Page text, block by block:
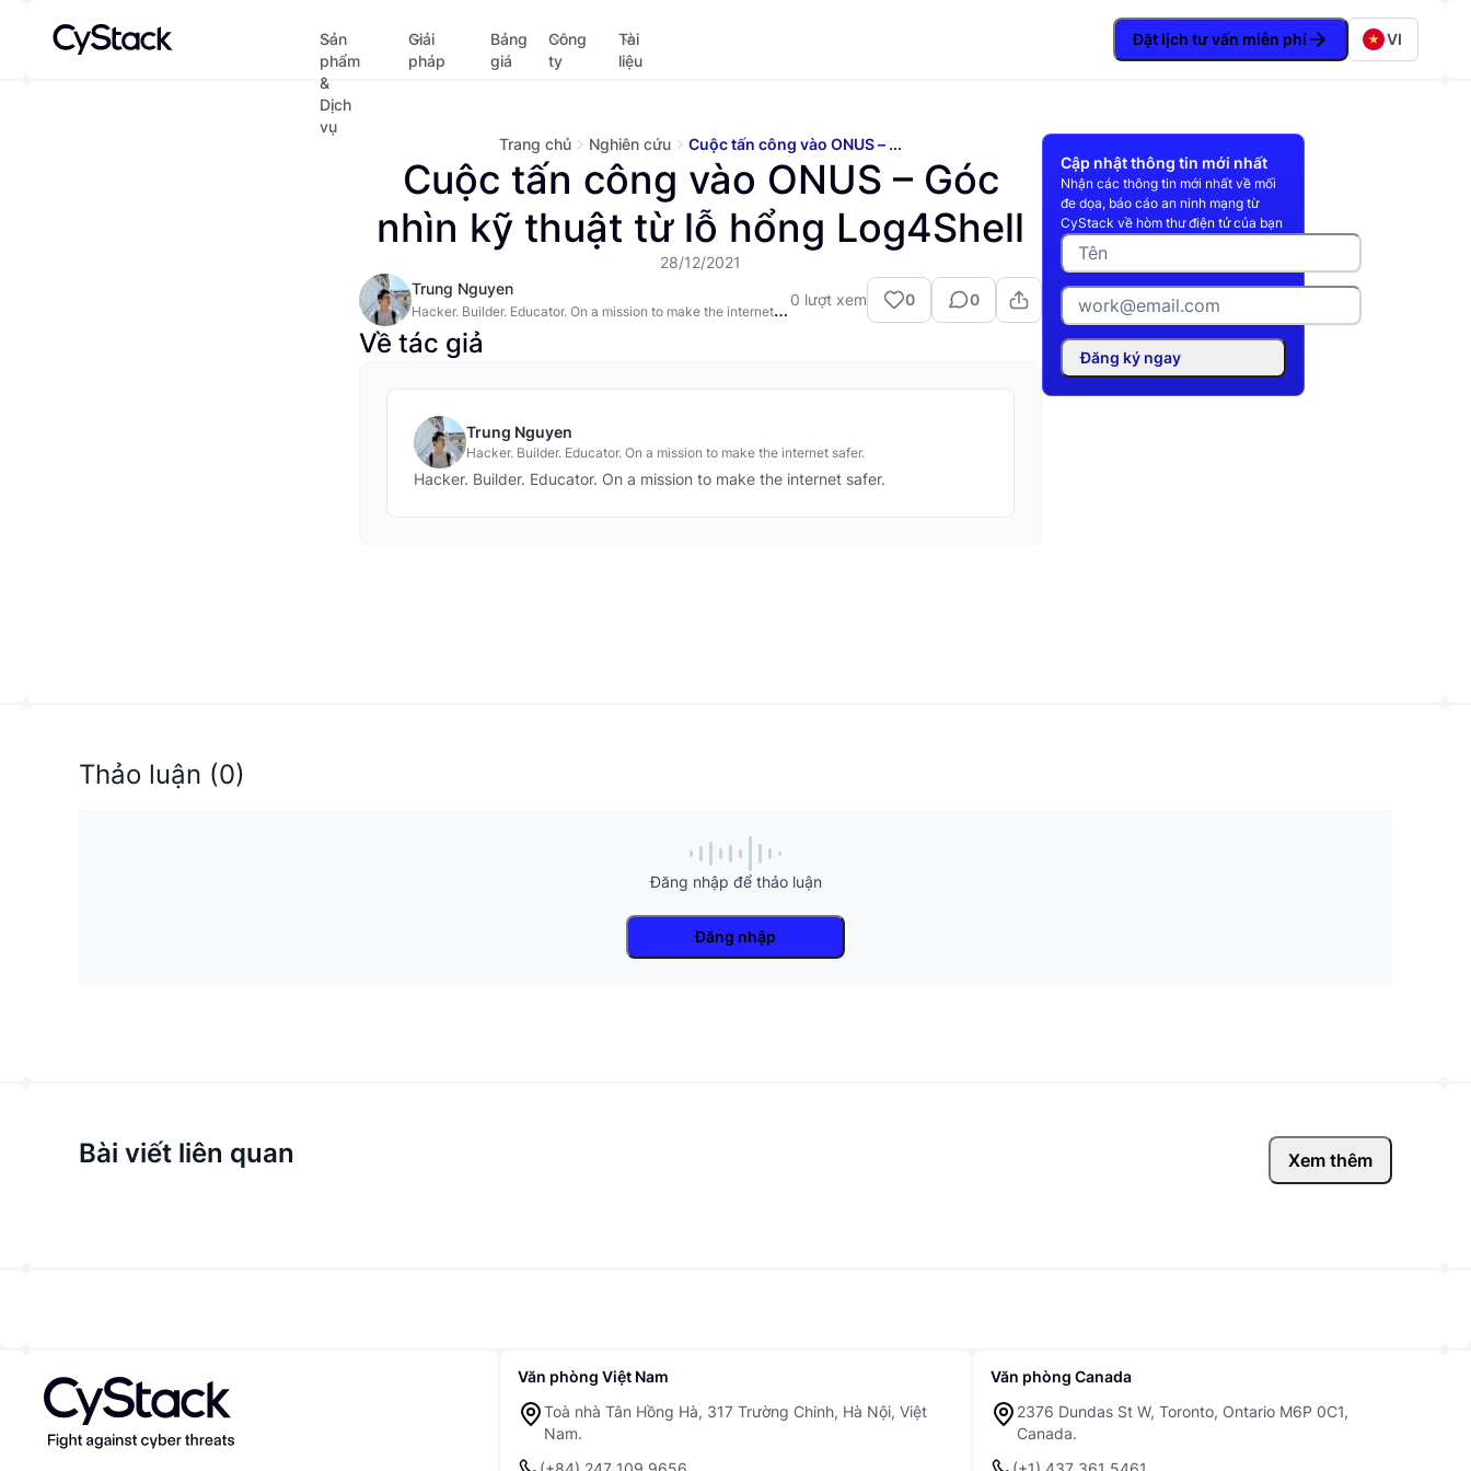
Sản
phẩm
&
Dịch
vụ
Giải
pháp
Bảng
giá
Công
ty
Tài
liệu
Đặt lịch tư vấn miễn phí VI
Trang chủ Nghiên cứu Cuộc tấn công vào ONUS – ...
Cuộc tấn công vào ONUS – Góc
nhìn kỹ thuật từ lỗ hổng Log4Shell
28/12/2021
Trung Nguyen
Hacker. Builder. Educator. On a mission to make the internet
safer.
0 lượt xem 0 0
Về tác giả
Trung Nguyen
Hacker. Builder. Educator. On a mission to make the internet safer.
Hacker. Builder. Educator. On a mission to make the internet safer.
Cập nhật thông tin mới nhất
Nhận các thông tin mới nhất về mối
đe dọa, báo cáo an ninh mạng từ
CyStack về hòm thư điện tử của bạn
Đăng ký ngay
Thảo luận (0)
Đăng nhập để thảo luận
Đăng nhập
Bài viết liên quan Xem thêm
Văn phòng Việt Nam
Toà nhà Tân Hồng Hà, 317 Trường Chinh, Hà Nội, Việt
Nam.
Văn phòng Canada
2376 Dundas St W, Toronto, Ontario M6P 0C1,
Canada.